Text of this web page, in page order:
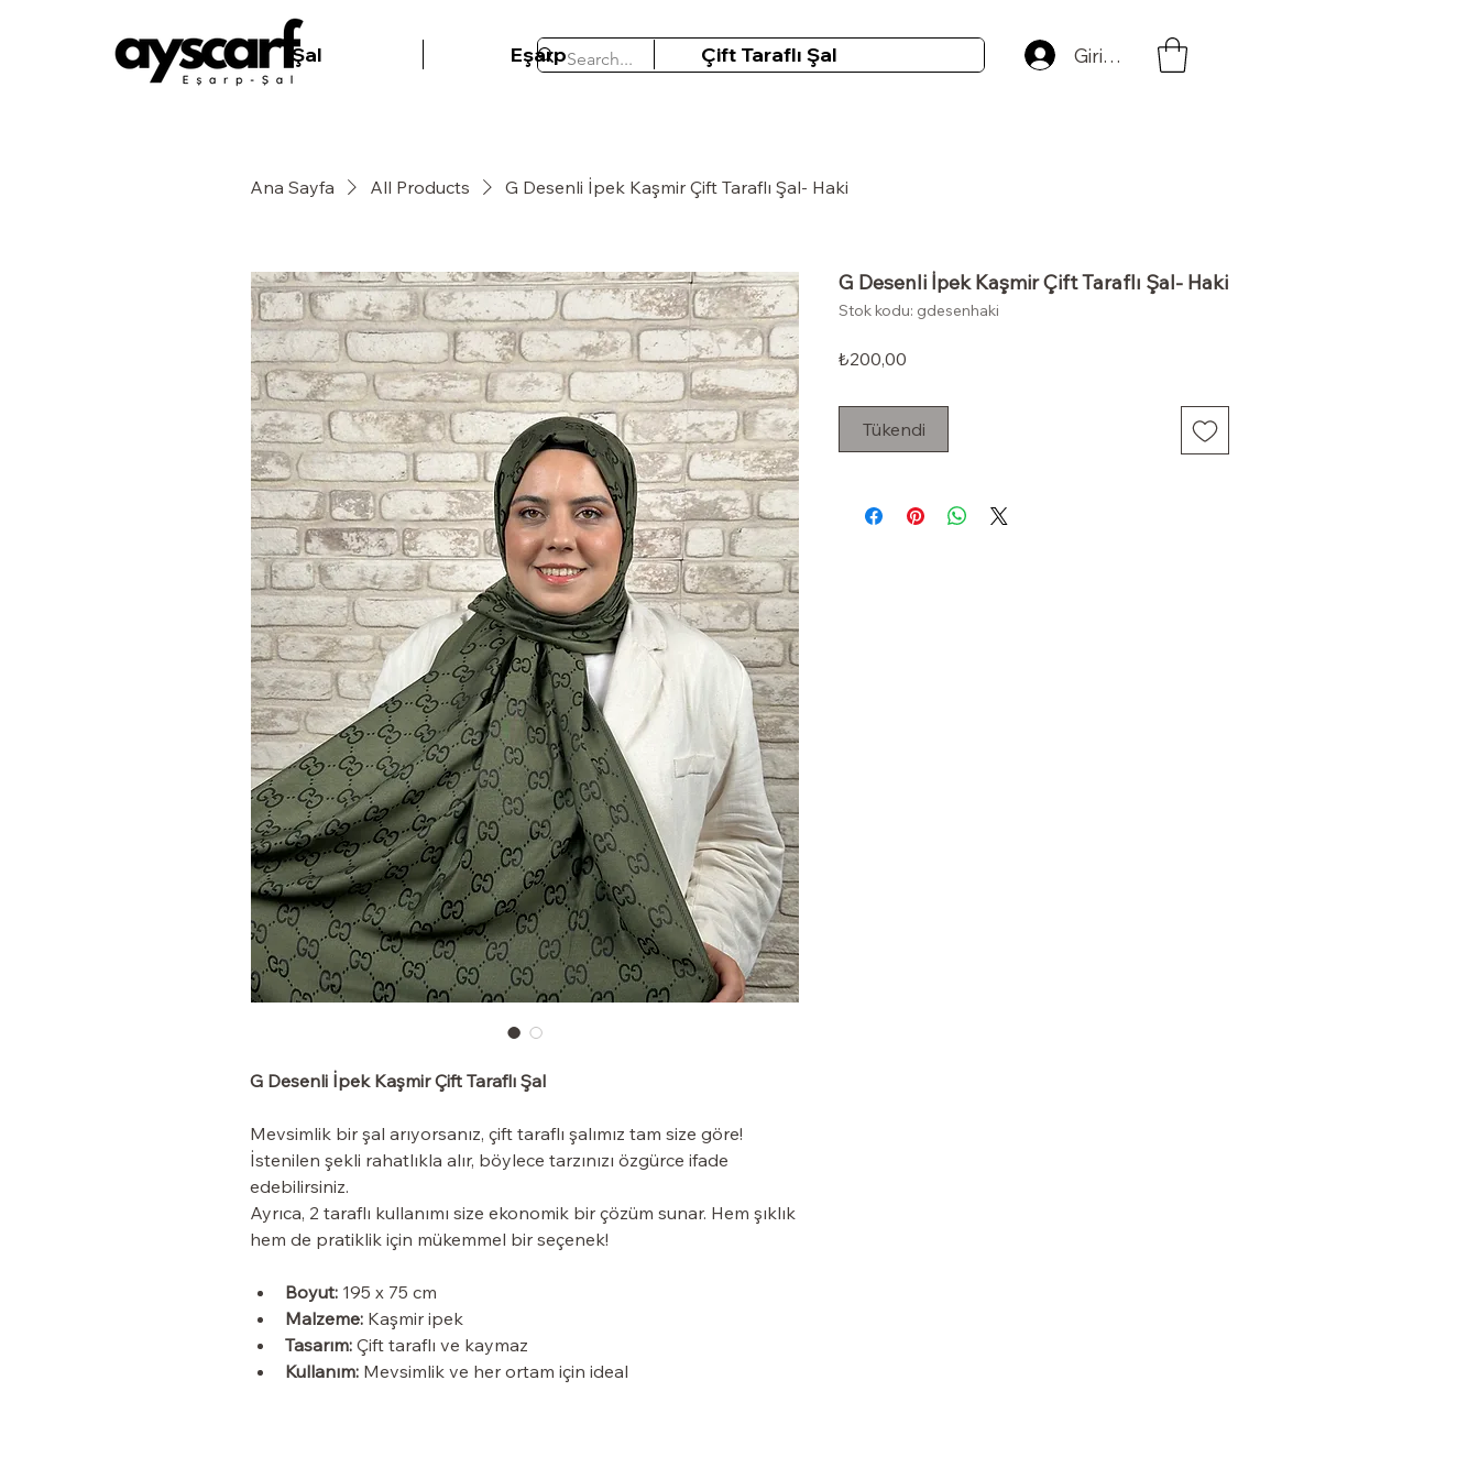
Giriş Yap
Şal Eşarp Çift Taraflı Şal
Ana Sayfa All Products G Desenli İpek Kaşmir Çift Taraflı Şal- Haki
G Desenli İpek Kaşmir Çift Taraflı Şal
Mevsimlik bir şal arıyorsanız, çift taraflı şalımız tam size göre!
İstenilen şekli rahatlıkla alır, böylece tarzınızı özgürce ifade
edebilirsiniz.
Ayrıca, 2 taraflı kullanımı size ekonomik bir çözüm sunar. Hem şıklık
hem de pratiklik için mükemmel bir seçenek!
Boyut: 195 x 75 cm
Malzeme: Kaşmir ipek
Tasarım: Çift taraflı ve kaymaz
Kullanım: Mevsimlik ve her ortam için ideal
G Desenli İpek Kaşmir Çift Taraflı Şal- Haki
Stok kodu: gdesenhaki
₺200,00
Tükendi